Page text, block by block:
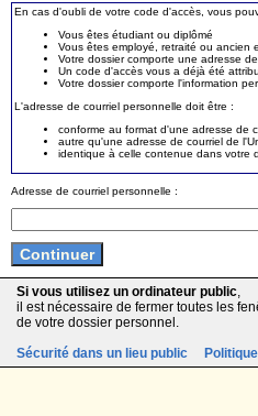
En cas d'oubli de votre code d'accès, vous
Vous êtes étudiant ou diplômé
Vous êtes employé, retraité ou ancien
Votre dossier comporte une adresse
Un code d'accès vous a déjà été
Votre dossier comporte l'information
L'adresse de courriel personnelle doit être :
conforme au format d'une adresse de
autre qu'une adresse de courriel de
identique à celle contenue dans votre
Adresse de courriel personnelle :
Si vous utilisez un ordinateur public,
il est nécessaire de fermer toutes les
de votre dossier personnel.
Sécurité dans un lieu public